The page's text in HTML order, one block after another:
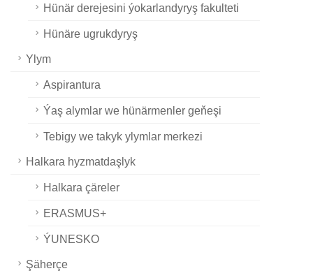
Hünär derejesini ýokarlandyryş fakulteti
Hünäre ugrukdyryş
Ylym
Aspirantura
Ýaş alymlar we hünärmenler geňeşi
Tebigy we takyk ylymlar merkezi
Halkara hyzmatdaşlyk
Halkara çäreler
ERASMUS+
ÝUNESKO
Şäherçe